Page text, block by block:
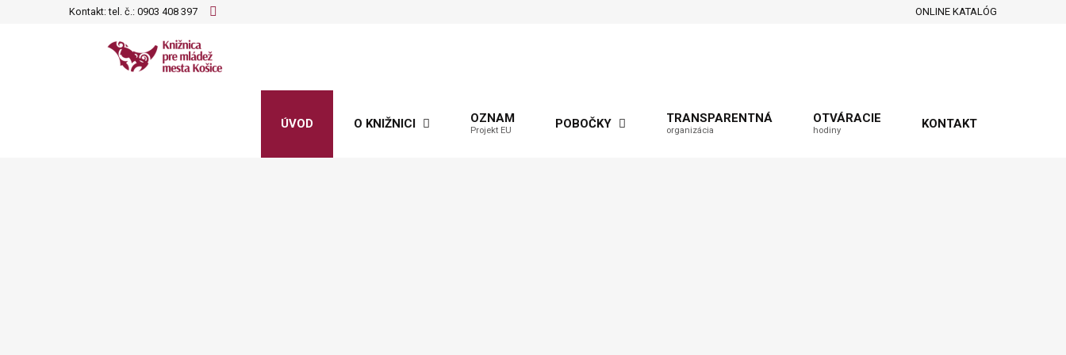
Kontakt: tel. č.: 0903 408 397 ONLINE KATALÓG
ÚVOD O KNIŽNICI OZNAM
Projekt EU POBOČKY TRANSPARENTNÁ
organizácia
OTVÁRACIE
hodiny KONTAKT